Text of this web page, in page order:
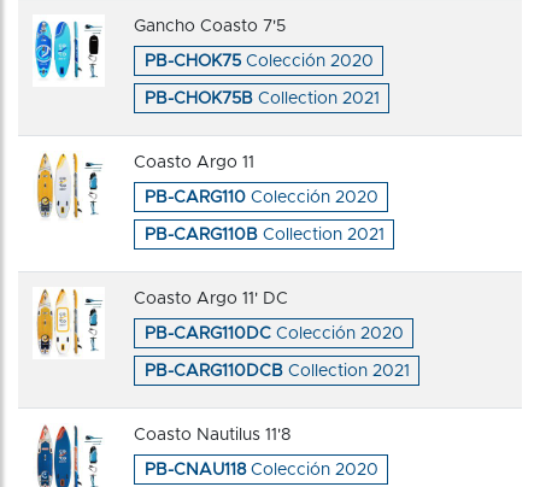
Gancho Coasto 7'5
PB-CHOK75 Colección 2020
PB-CHOK75B Collection 2021
Coasto Argo 11
PB-CARG110 Colección 2020
PB-CARG110B Collection 2021
Coasto Argo 11' DC
PB-CARG110DC Colección 2020
PB-CARG110DCB Collection 2021
Coasto Nautilus 11'8
PB-CNAU118Colección 2020